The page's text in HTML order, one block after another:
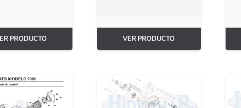
PRODUCTO VER PRODUCTO